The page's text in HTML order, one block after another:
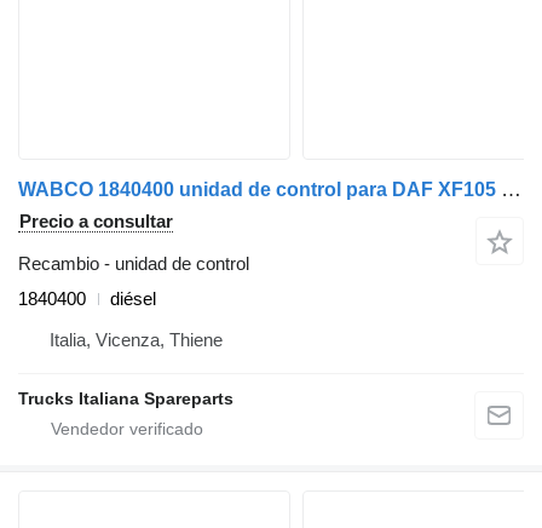
WABCO 1840400 unidad de control para DAF XF105 cabeza tractora
Precio a consultar
Recambio - unidad de control
1840400
diésel
Italia, Vicenza, Thiene
Trucks Italiana Spareparts